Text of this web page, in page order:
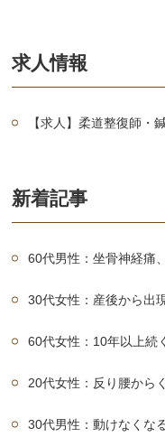
求人情報
【求人】柔道整復師・
新着記事
60代男性：坐骨神経痛
30代女性：産後から出
60代女性：10年以上続
20代女性：反り腰から
30代男性：動けなくな